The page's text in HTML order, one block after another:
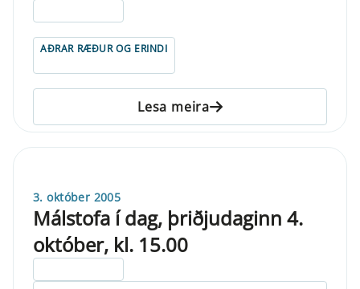
AÐRAR RÆÐUR OG ERINDI
Lesa meira
3. október 2005
Málstofa í dag, þriðjudaginn 4.
október, kl. 15.00